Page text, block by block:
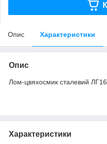
Опис Характеристики
Опис
Лом-цвяхосмик сталевий
Характеристики